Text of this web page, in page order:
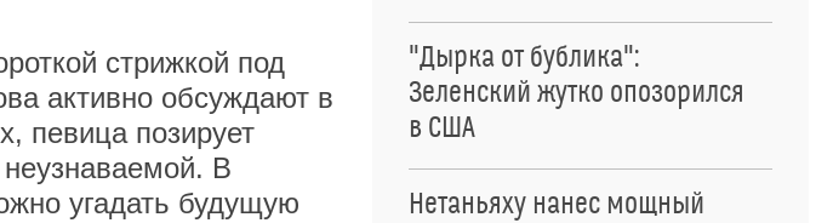
стрижкой под
активно обсуждают в
певица позирует
неузнаваемой. В
угадать будущую
"Дырка от бублика":
Зеленский жутко опозорился
в США
Нетаньяху нанес мощный